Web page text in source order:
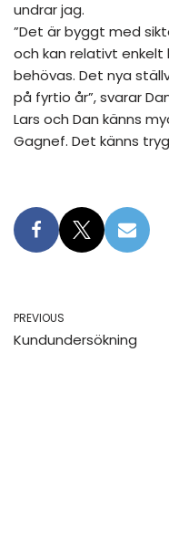
undrar jag.
”Det är byggt med
och kan relativt
behövas. Det nya
på fyrtio år”, svarar
Lars och Dan känns
Gagnef. Det känns
PREVIOUS
Kundundersökning